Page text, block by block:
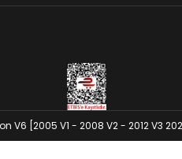
V6 [2005 V1 - 2008 V2 - 2012 V3